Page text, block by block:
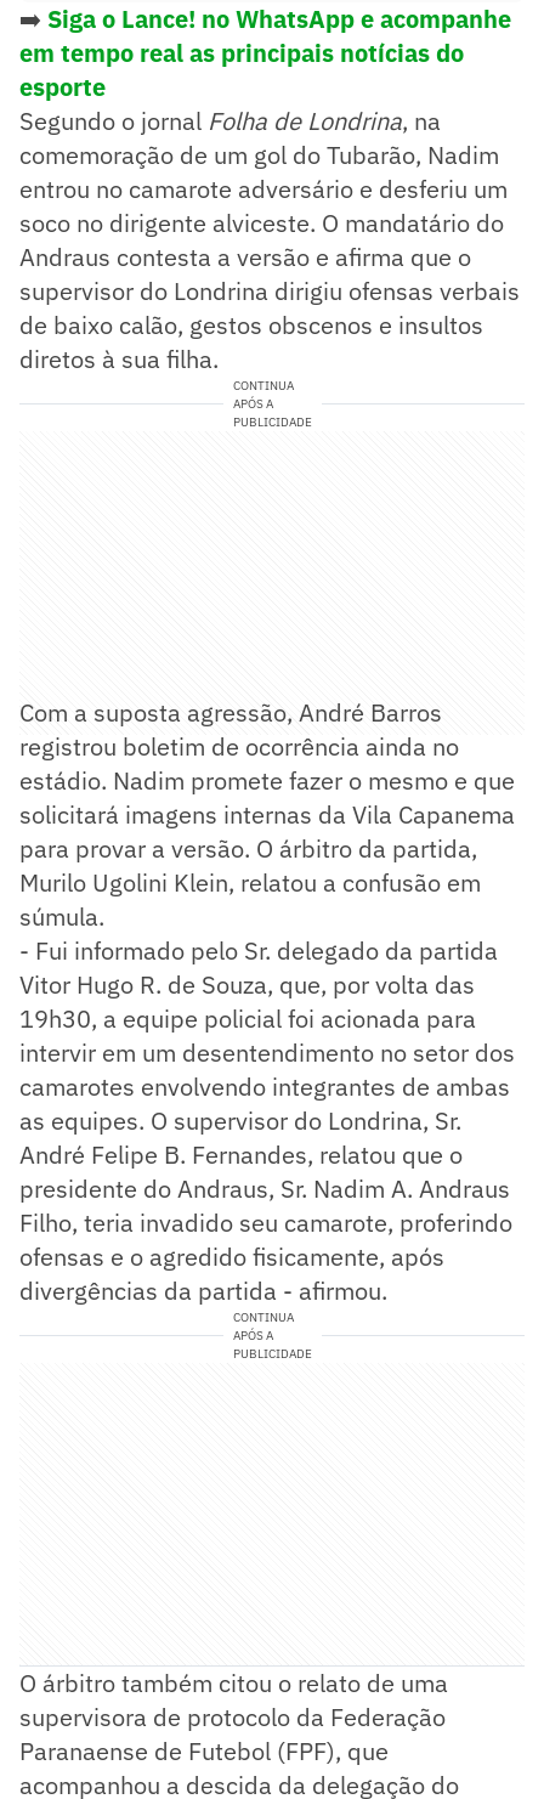
➡️ Siga o Lance! no WhatsApp e acompanhe
em tempo real as principais notícias do
esporte
Segundo o jornal Folha de Londrina, na
comemoração de um gol do Tubarão, Nadim
entrou no camarote adversário e desferiu um
soco no dirigente alviceste. O mandatário do
Andraus contesta a versão e afirma que o
supervisor do Londrina dirigiu ofensas verbais
de baixo calão, gestos obscenos e insultos
diretos à sua filha.
CONTINUA
APÓS A
PUBLICIDADE
Com a suposta agressão, André Barros
registrou boletim de ocorrência ainda no
estádio. Nadim promete fazer o mesmo e que
solicitará imagens internas da Vila Capanema
para provar a versão. O árbitro da partida,
Murilo Ugolini Klein, relatou a confusão em
súmula.
- Fui informado pelo Sr. delegado da partida
Vitor Hugo R. de Souza, que, por volta das
19h30, a equipe policial foi acionada para
intervir em um desentendimento no setor dos
camarotes envolvendo integrantes de ambas
as equipes. O supervisor do Londrina, Sr.
André Felipe B. Fernandes, relatou que o
presidente do Andraus, Sr. Nadim A. Andraus
Filho, teria invadido seu camarote, proferindo
ofensas e o agredido fisicamente, após
divergências da partida - afirmou.
CONTINUA
APÓS A
PUBLICIDADE
O árbitro também citou o relato de uma
supervisora de protocolo da Federação
Paranaense de Futebol (FPF), que
acompanhou a descida da delegação do